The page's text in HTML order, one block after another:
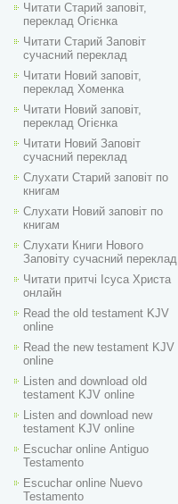
Читати Старий заповіт,
переклад Огієнка
Читати Старий Заповіт
сучасний переклад
Читати Новий заповіт,
переклад Хоменка
Читати Новий заповіт,
переклад Огієнка
Читати Новий Заповіт
сучасний переклад
Слухати Старий заповіт по
книгам
Слухати Новий заповіт по
книгам
Слухати Книги Нового
Заповіту сучасний переклад
Читати притчі Ісуса Христа
онлайн
Read the old testament KJV
online
Read the new testament KJV
online
Listen and download old
testament KJV online
Listen and download new
testament KJV online
Escuchar online Аntiguo
Testamento
Escuchar online Nuevo
Testamento